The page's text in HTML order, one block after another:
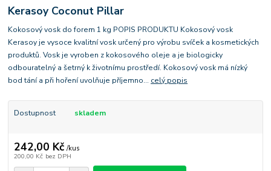
Kerasoy Coconut Pillar
Kokosový vosk do forem 1 kg POPIS PRODUKTU Kokosový vosk
Kerasoy je vysoce kvalitní vosk určený pro výrobu svíček a kosmetických
produktů. Vosk je vyroben z kokosového oleje a je biologicky
odbouratelný a šetrný k životnímu prostředí. Kokosový vosk má nízký
bod tání a při hoření uvolňuje příjemno... celý popis
Dostupnost skladem
242,00 Kč /kus
200,00 Kč bez DPH